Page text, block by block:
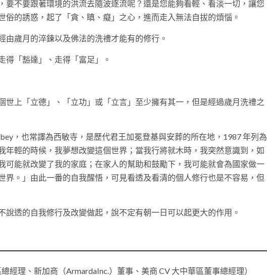
不要跟著環境的洪流去隨波逐流呢？還是您能夠看輕、看淡一切，讓您
的誘惑，起了「貪、瞋、癡」之心，進而走入無法自拔的煩惱。
歲月的淬鍊以及佛法的洗禮才能有的修行。
得「豁達」、走得「富足」。
上「立德」、「立功」或「立言」至少擁有其一，但是經過歲月洗禮之
，也常譯為西敏寺，是歷代君王加冕登基與安葬的所在地，1987 年列為
輕的時候，我夢想改變這個世界；當我行將就木時，我突然意識到，如
可能就改變了我的家庭；在家人的幫助和鼓勵下，我可能就會為國家做一
。」由此一番的自我醒悟，可見看透及看清的個人修行也是不容易，但
透的自我修行及改變做起，說不定有朝一日可以起更大的作用。
經理、新加商（ArmardaInc.）董事、美商 CV 大中華區董事總經理）